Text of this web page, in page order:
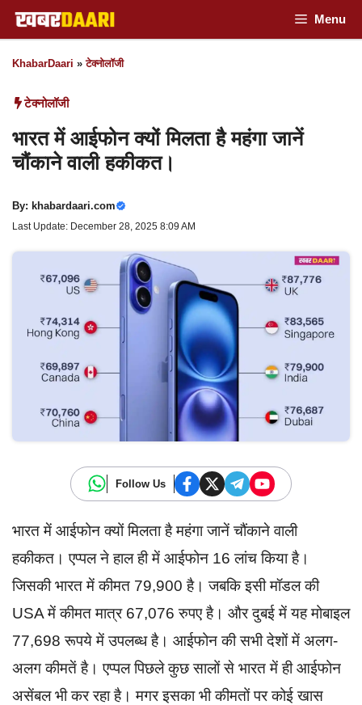
Skip
to
content
Menu
KhabarDaari »टेक्नोलॉजी
टेक्नोलॉजी
भारत में आईफोन क्यों मिलता है महंगा जानें
चौंकाने वाली हकीकत।
By: khabardaari.com
Last Update: December 28, 2025 8:09 AM
Follow Us
भारत में आईफोन क्यों मिलता है महंगा जानें चौंकाने वाली
हकीकत। एप्पल ने हाल ही में आईफोन 16 लांच किया है।
जिसकी भारत में कीमत 79,900 है। जबकि इसी मॉडल की
USA में कीमत मात्र 67,076 रुपए है। और दुबई में यह मोबाइल
77,698 रूपये में उपलब्ध है। आईफोन की सभी देशों में अलग-
अलग कीमतें है। एप्पल पिछले कुछ सालों से भारत में ही आईफोन
असेंबल भी कर रहा है। मगर इसका भी कीमतों पर कोई खास